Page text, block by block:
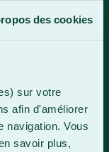
des cookies
sur votre
afin d'améliorer
navigation. Vous
savoir plus,